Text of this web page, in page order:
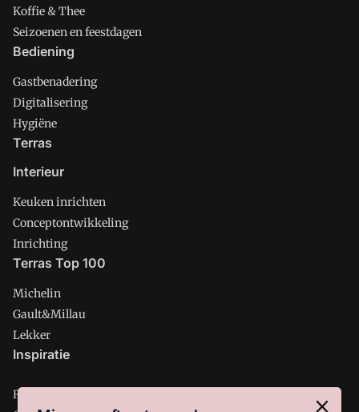
Koffie & Thee
Seizoenen en feestdagen
Bediening
Gastbenadering
Digitalisering
Hygiëne
Terras
Interieur
Keuken inrichten
Conceptontwikkeling
Inrichting
Terras Top 100
Michelin
Gault&Millau
Lekker
Inspiratie
Restaurant